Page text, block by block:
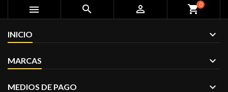
   shopping_cart0
INICIO
MARCAS
MEDIOS DE PAGO